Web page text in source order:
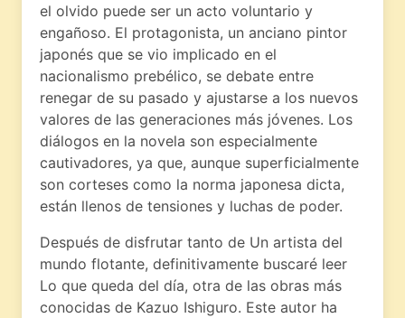
el olvido puede ser un acto voluntario y
engañoso. El protagonista, un anciano pintor
japonés que se vio implicado en el
nacionalismo prebélico, se debate entre
renegar de su pasado y ajustarse a los nuevos
valores de las generaciones más jóvenes. Los
diálogos en la novela son especialmente
cautivadores, ya que, aunque superficialmente
son corteses como la norma japonesa dicta,
están llenos de tensiones y luchas de poder.
Después de disfrutar tanto de Un artista del
mundo flotante, definitivamente buscaré leer
Lo que queda del día, otra de las obras más
conocidas de Kazuo Ishiguro. Este autor ha